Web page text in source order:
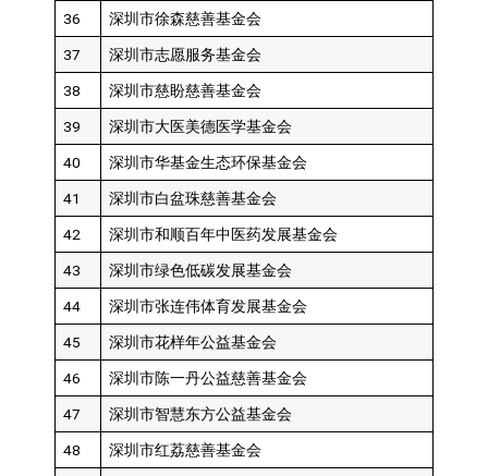
36 深圳市徐森慈善基金会
37 深圳市志愿服务基金会
38 深圳市慈盼慈善基金会
39 深圳市大医美德医学基金会
40 深圳市华基金生态环保基金会
41 深圳市白盆珠慈善基金会
42 深圳市和顺百年中医药发展基金会
43 深圳市绿色低碳发展基金会
44 深圳市张连伟体育发展基金会
45 深圳市花样年公益基金会
46 深圳市陈一丹公益慈善基金会
47 深圳市智慧东方公益基金会
48 深圳市红荔慈善基金会